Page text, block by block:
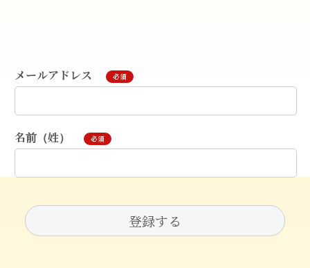
メールアドレス 必須
名前（姓） 必須